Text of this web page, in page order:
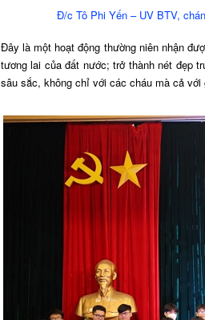
Đ/c Tô Phi Yến – UV BTV,
Đây là một hoạt động thường niên nhận
tương lai của đất nước; trở thành nét đẹp
sâu sắc, không chỉ với các cháu mà cả